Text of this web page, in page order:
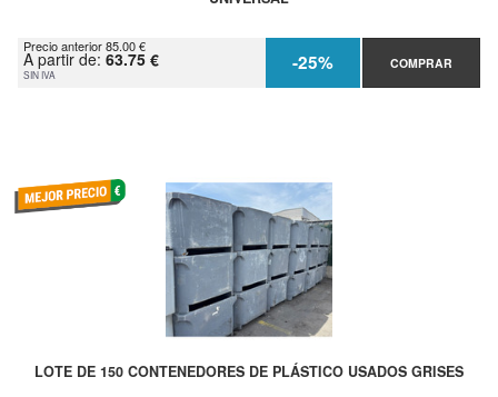
Precio anterior 85.00 €
A partir de: 63.75 €
SIN IVA -25% COMPRAR
LOTE DE 150 CONTENEDORES DE PLÁSTICO USADOS GRISES